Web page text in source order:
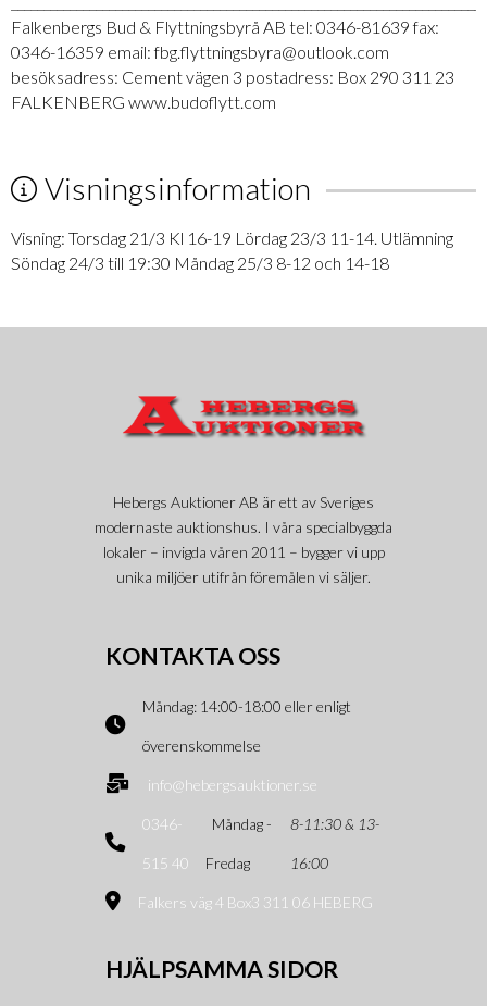
Falkenbergs Bud & Flyttningsbyrå AB tel: 0346-81639 fax:
0346-16359 email: fbg.flyttningsbyra@outlook.com
besöksadress: Cement vägen 3 postadress: Box 290 311 23
FALKENBERG www.budoflytt.com
Visningsinformation
Visning: Torsdag 21/3 Kl 16-19 Lördag 23/3 11-14. Utlämning
Söndag 24/3 till 19:30 Måndag 25/3 8-12 och 14-18
Hebergs Auktioner AB är ett av Sveriges
modernaste auktionshus. I våra specialbyggda
lokaler – invigda våren 2011 – bygger vi upp
unika miljöer utifrån föremålen vi säljer.
KONTAKTA OSS
Måndag: 14:00-18:00 eller enligt
överenskommelse
info@hebergsauktioner.se
0346-
515 40
Måndag -
Fredag
8-11:30 & 13-
16:00
Falkers väg 4 Box3 311 06 HEBERG
HJÄLPSAMMA SIDOR